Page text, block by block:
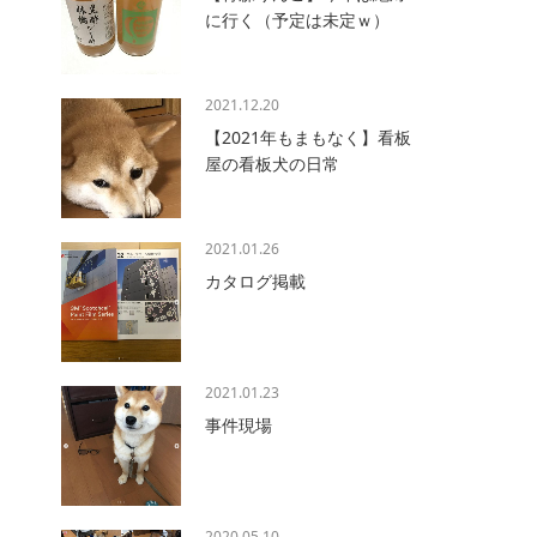
に行く（予定は未定ｗ）
2021.12.20
【2021年もまもなく】看板
屋の看板犬の日常
2021.01.26
カタログ掲載
2021.01.23
事件現場